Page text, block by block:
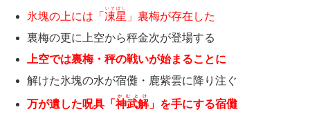
氷塊の上には「凍星
いてぼし
」裏梅が存在した
裏梅の更に上空から秤金次が登場する
上空では裏梅・秤の戦いが始まることに
解けた氷塊の水が宿儺・鹿紫雲に降り注ぐ
万が遺した呪具「神武解
かむとけ
」を手にする宿儺